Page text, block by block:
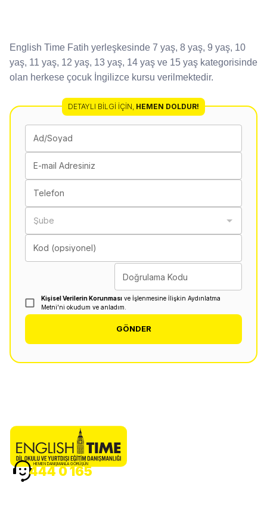
English Time Fatih yerleşkesinde 7 yaş, 8 yaş, 9 yaş, 10
yaş, 11 yaş, 12 yaş, 13 yaş, 14 yaş ve 15 yaş kategorisinde
olan herkese çocuk İngilizce kursu verilmektedir.
DETAYLI BILGI İÇIN HEMEN DOLDUR!
Ad/Soyad
E-mail Adresiniz
Telefon
Şube
Kod (opsiyonel)
Doğrulama Kodu
Kişisel Verilerin Korunması ve İşlenmesine İlişkin Aydınlatma
Metni'ni okudum ve anladım.
GÖNDER
HEMEN DANIŞMANLA GÖRÜŞÜN
444 0 165